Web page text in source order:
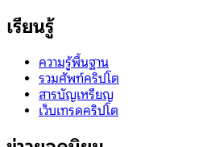
เรียนรู้
ความรู้พื้นฐาน
รวมศัพท์คริปโต
สารบัญเหรียญ
เว็บเทรดคริปโต